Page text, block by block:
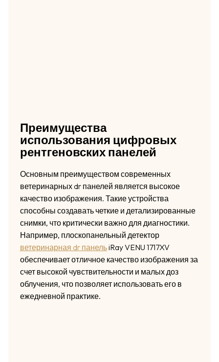
Преимущества
использования цифровых
рентгеновских панелей
Основным преимуществом современных
ветеринарных dr панелей является высокое
качество изображения. Такие устройства
способны создавать четкие и детализированные
снимки, что критически важно для диагностики.
Например, плоскопанельный детектор
ветеринарная dr панельiRay VENU 1717XV
обеспечивает отличное качество изображения за
счет высокой чувствительности и малых доз
облучения, что позволяет использовать его в
ежедневной практике.